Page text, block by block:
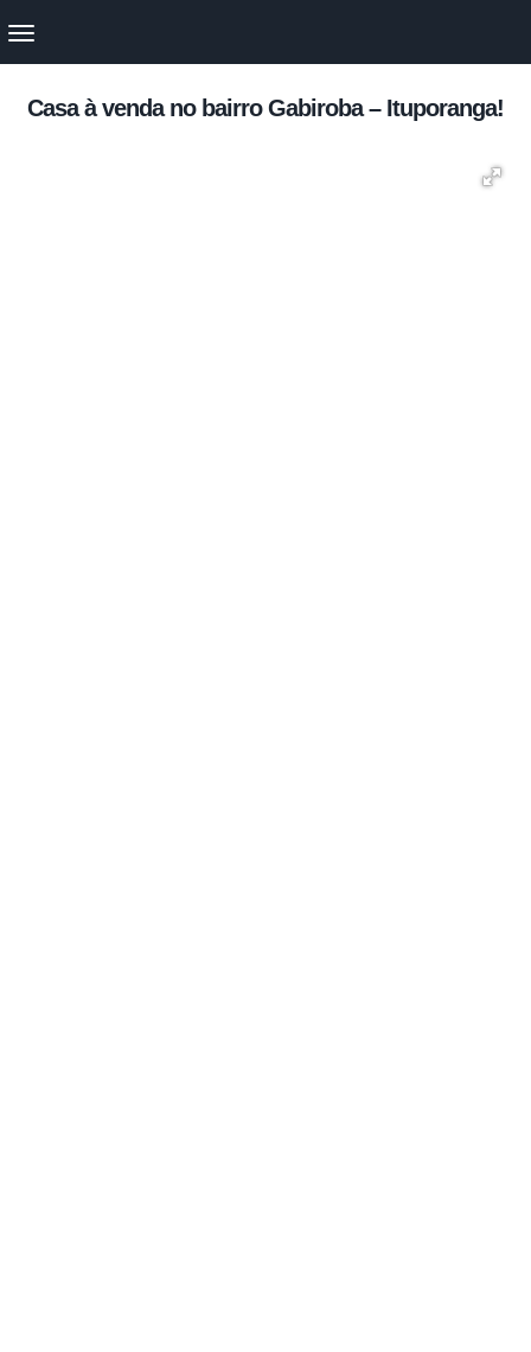
Casa à venda no bairro Gabiroba – Ituporanga!